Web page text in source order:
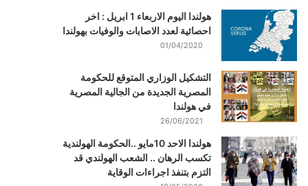
هولندا اليوم الاربعاء 1 ابريل : اخر
احصائية لعدد الاصابات والوفيات بهولندا
01/04/2020
التشكيل الوزاري المتوقع للحكومة
المصرية الجديدة من الجالية المصرية
في هولندا
26/06/2021
هولندا الاحد 10مايو ..الحكومة الهولندية
تكسب الرهان .. الشعب الهولندي قد
التزم بتنفذ اجراءات الوقاية